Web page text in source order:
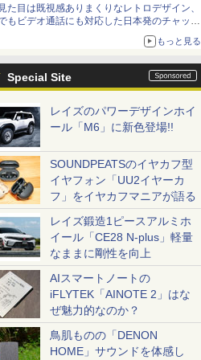
た目は既視感ありまくりなレトロデザイン、
もビデオ通話にも対応した日本発のチャット
もっと見る
Special Site
レイズのパワーデザインホイ
ール「M6」に新色登場!!
SOUNDPEATSのイヤカフ型
イヤフォン「UU2イヤーカ
フ」をイヤカフマニアが語る
レイズ鍛造1ピースアルミホ
イール「CE28 N-plus」軽量
なままに剛性を向上
AIスマートノートの
iFLYTEK「AINOTE 2」はな
ぜ魅力的なのか？
鳥肌ものの「DENON
HOME」サウンドを体感し